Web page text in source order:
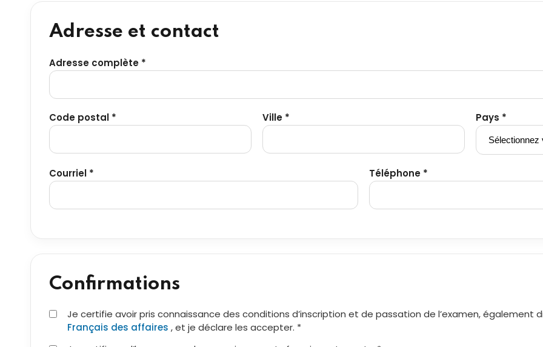
Adresse et contact
Adresse complète *
Code postal * Ville * Pays *
Courriel * Téléphone *
Confirmations
Je certifie avoir pris connaissance des conditions d’inscription et de passation de l’examen, également
Français des affaires , et je déclare les accepter. *